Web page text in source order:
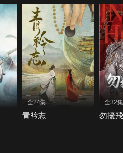
全24集
青衿志
全32集
勿擾